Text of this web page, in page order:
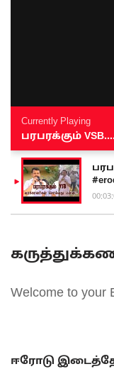
Currently Playing
பரபரக்கும்
Welcome to your
ஈரோடு